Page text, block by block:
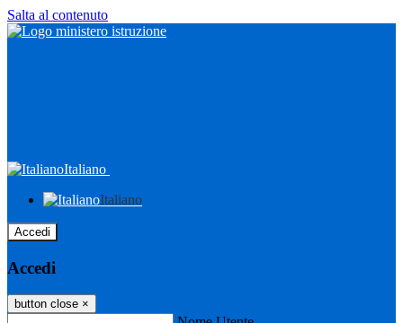
Salta al contenuto
Italiano
Italiano
Accedi
Accedi
button close ×